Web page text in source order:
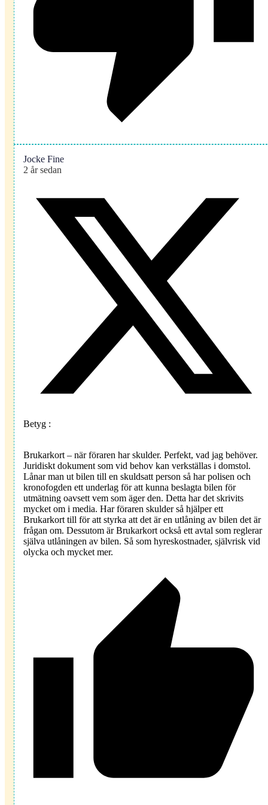
Jocke Fine
2 år sedan
Betyg :
Brukarkort – när föraren har skulder. Perfekt, vad jag behöver.
Juridiskt dokument som vid behov kan verkställas i domstol.
Lånar man ut bilen till en skuldsatt person så har polisen och
kronofogden ett underlag för att kunna beslagta bilen för
utmätning oavsett vem som äger den. Detta har det skrivits
mycket om i media. Har föraren skulder så hjälper ett
Brukarkort till för att styrka att det är en utlåning av bilen det är
frågan om. Dessutom är Brukarkort också ett avtal som reglerar
själva utlåningen av bilen. Så som hyreskostnader, självrisk vid
olycka och mycket mer.